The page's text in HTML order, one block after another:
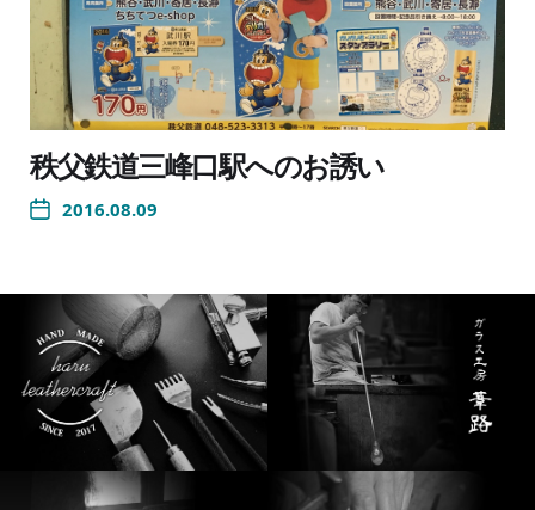
秩父鉄道三峰口駅へのお誘い
2016.08.09